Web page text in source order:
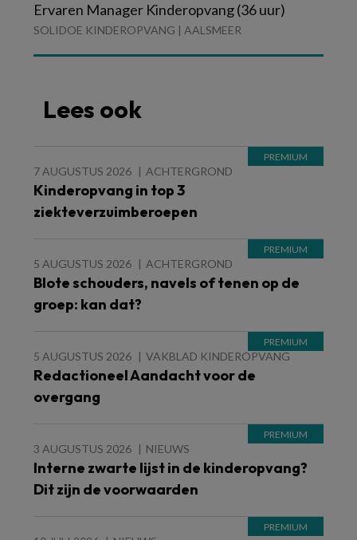
Ervaren Manager Kinderopvang (36 uur)
SOLIDOE KINDEROPVANG | AALSMEER
Lees ook
7 AUGUSTUS 2026 ACHTERGROND
Kinderopvang in top 3
ziekteverzuimberoepen
5 AUGUSTUS 2026 ACHTERGROND
Blote schouders, navels of tenen op de
groep: kan dat?
5 AUGUSTUS 2026 VAKBLAD KINDEROPVANG
Redactioneel Aandacht voor de
overgang
3 AUGUSTUS 2026 NIEUWS
Interne zwarte lijst in de kinderopvang?
Dit zijn de voorwaarden